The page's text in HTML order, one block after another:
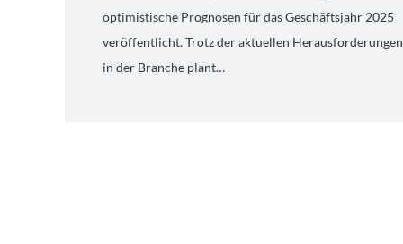
optimistische Prognosen für das Geschäftsjahr 2025
veröffentlicht. Trotz der aktuellen Herausforderungen
in der Branche plant…